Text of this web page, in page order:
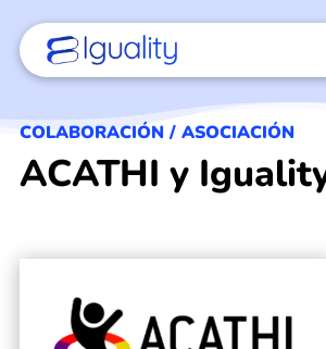
COLABORACIÓN / ASOCIACIÓN
ACATHI y